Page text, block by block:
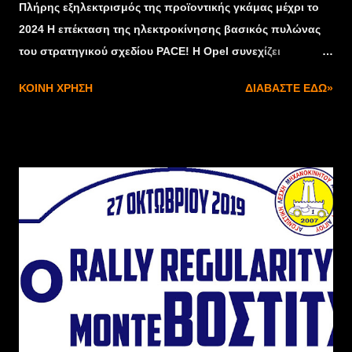
Πλήρης εξηλεκτρισμός της προϊοντικής γκάμας μέχρι το
2024 Η επέκταση της ηλεκτροκίνησης βασικός πυλώνας
του στρατηγικού σχεδίου PACE! Η Opel συνεχίζει
από το 2021, η παραδοσιακή Γερμανική μάρκα θα
προϊοντικής γκάμας μας μέχρι το 2024. Σύντομα θα
ακολουθήσουν και άλλα μοντέλα μετά το φετινό
λανσάρισμα των Corsa-e και Grandland X Hybrid4»
δήλωσε ο διευθύνων σύμβουλος της Opel, Michael
Lohscheller. Του χρόνου, οι ηλεκτροκίνητες εκδόσεις του
Vivaro και του διαδόχου του Mokka X θα πλαισιώσουν την
ηλεκτρική γκάμα της Opel. Ηλεκτρικές εκδόσεις των
Combo και Combo Life όπως και του Zafira Life,
ΚΟΙΝΉ ΧΡΉΣΗ ΔΙΑΒΆΣΤΕ ΕΔΏ»